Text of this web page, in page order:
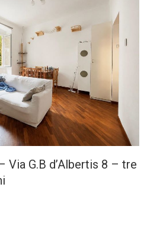
Via G.B d’Albertis 8 – tre